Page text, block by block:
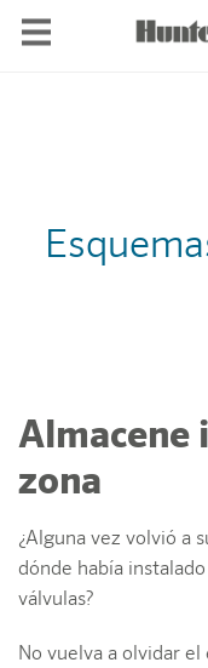
Almacene
zona
¿Alguna vez volvió a
dónde había
válvulas?
No vuelva a olvidar